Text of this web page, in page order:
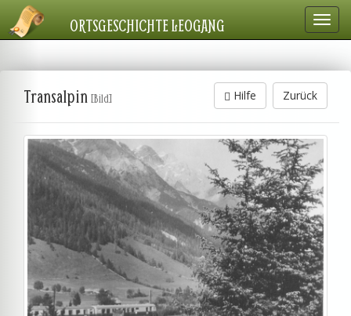
ORTSGESCHICHTE LEOGANG
Zurück
Hilfe
Transalpin [Bild]